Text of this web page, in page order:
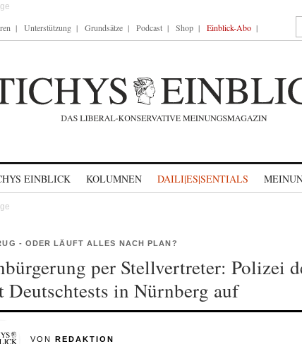
Unterstützung Grundsätze Podcast Shop Einblick-Abo
EINBLICK KOLUMNEN DAILI|ES|SENTIALS
- ODER LÄUFT ALLES NACH PLAN?
per Stellvertreter: Polizei
Deutschtests in Nürnberg auf
VON REDAKTION